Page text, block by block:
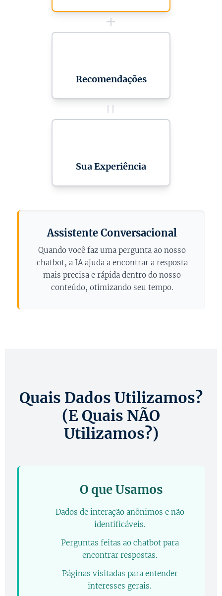
+
Recomendações
=
Sua Experiência
Assistente Conversacional
Quando você faz uma pergunta ao nosso
chatbot, a IA ajuda a encontrar a resposta
mais precisa e rápida dentro do nosso
conteúdo, otimizando seu tempo.
Quais Dados Utilizamos?
(E Quais NÃO
Utilizamos?)
✅ O que Usamos
Dados de interação anônimos e não
identificáveis.
Perguntas feitas ao chatbot para
encontrar respostas.
Páginas visitadas para entender
interesses gerais.